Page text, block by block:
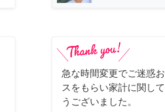
急な時間変更でご迷惑
スをもらい家計に関し
うございました。